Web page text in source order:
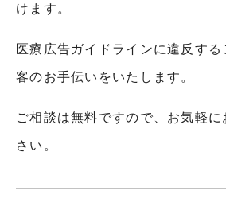
けます。
医療広告ガイドラインに違反する
客のお手伝いをいたします。
ご相談は無料ですので、お気軽
さい。